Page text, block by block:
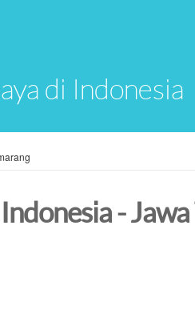
di Indonesia
-